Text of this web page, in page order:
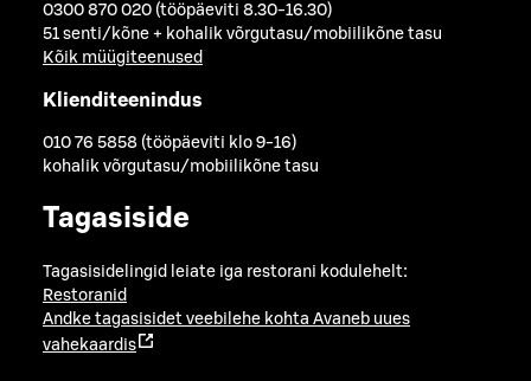
0300 870 020 (tööpäeviti 8.30-16.30)
51 senti/kõne + kohalik võrgutasu/mobiilikõne tasu
Kõik müügiteenused
Klienditeenindus
010 76 5858 (tööpäeviti klo 9-16)
kohalik võrgutasu/mobiilikõne tasu
Tagasiside
Tagasisidelingid leiate iga restorani kodulehelt:
Restoranid
Andke tagasisidet veebilehe kohta Avaneb uues
vahekaardis